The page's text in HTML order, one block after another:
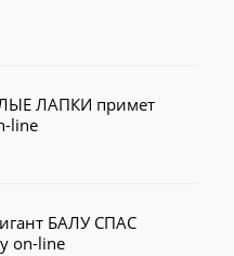
ЛАПКИ примет
line
БАЛУ СПАС
on-line